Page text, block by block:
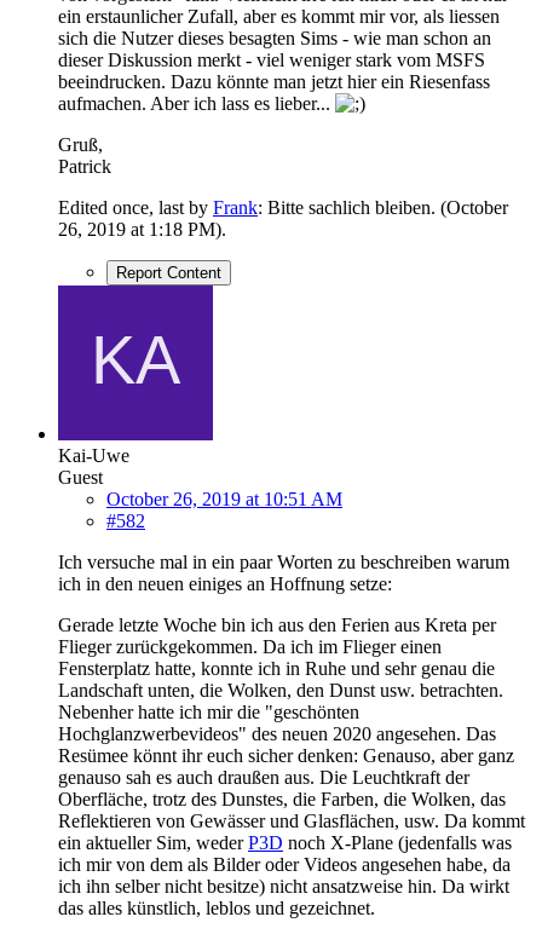
ein erstaunlicher Zufall, aber es kommt mir vor, als liessen
sich die Nutzer dieses besagten Sims - wie man schon an
dieser Diskussion merkt - viel weniger stark vom MSFS
beeindrucken. Dazu könnte man jetzt hier ein Riesenfass
aufmachen. Aber ich lass es lieber...
Gruß,
Patrick
Edited once, last by Frank: Bitte sachlich bleiben. (October
26, 2019 at 1:18 PM).
Report Content
Kai-Uwe
Guest
October 26, 2019 at 10:51 AM
#582
Ich versuche mal in ein paar Worten zu beschreiben warum
ich in den neuen einiges an Hoffnung setze:
Gerade letzte Woche bin ich aus den Ferien aus Kreta per
Flieger zurückgekommen. Da ich im Flieger einen
Fensterplatz hatte, konnte ich in Ruhe und sehr genau die
Landschaft unten, die Wolken, den Dunst usw. betrachten.
Nebenher hatte ich mir die "geschönten
Hochglanzwerbevideos" des neuen 2020 angesehen. Das
Resümee könnt ihr euch sicher denken: Genauso, aber ganz
genauso sah es auch draußen aus. Die Leuchtkraft der
Oberfläche, trotz des Dunstes, die Farben, die Wolken, das
Reflektieren von Gewässer und Glasflächen, usw. Da kommt
ein aktueller Sim, wederP3D noch X-Plane (jedenfalls was
ich mir von dem als Bilder oder Videos angesehen habe, da
ich ihn selber nicht besitze) nicht ansatzweise hin. Da wirkt
das alles künstlich, leblos und gezeichnet.